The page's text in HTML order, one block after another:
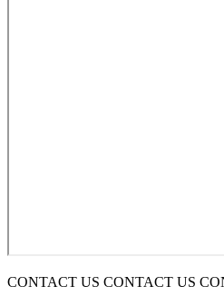
CONTACT US CONTACT US